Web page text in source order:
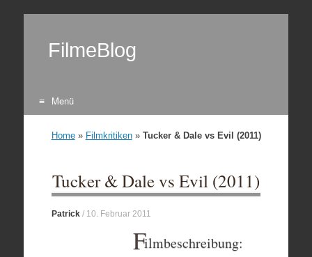
FilmeBlog
Menü
Home» Filmkritiken» Tucker & Dale vs Evil (2011)
Tucker & Dale vs Evil (2011)
Patrick/ 10. Februar 2011
Filmbeschreibung: